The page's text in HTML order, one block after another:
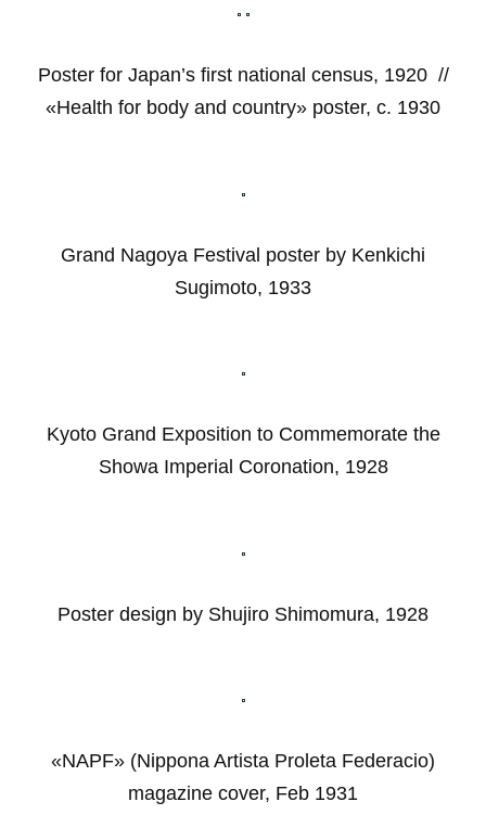
Poster for Japan’s first national census, 1920 //
«Health for body and country» poster, c. 1930
Grand Nagoya Festival poster by Kenkichi
Sugimoto, 1933
Kyoto Grand Exposition to Commemorate the
Showa Imperial Coronation, 1928
Poster design by Shujiro Shimomura, 1928
«NAPF» (Nippona Artista Proleta Federacio)
magazine cover, Feb 1931